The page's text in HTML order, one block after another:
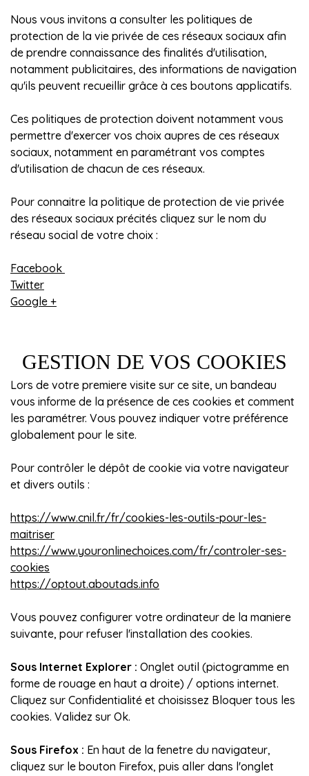
Nous vous invitons a consulter les politiques de
protection de la vie privée de ces réseaux sociaux afin
de prendre connaissance des finalités d'utilisation,
notamment publicitaires, des informations de navigation
qu'ils peuvent recueillir grâce à ces boutons applicatifs.
Ces politiques de protection doivent notamment vous
permettre d'exercer vos choix aupres de ces réseaux
sociaux, notamment en paramétrant vos comptes
d'utilisation de chacun de ces réseaux.
Pour connaitre la politique de protection de vie privée
des réseaux sociaux précités cliquez sur le nom du
réseau social de votre choix :
Facebook
Twitter
Google +
GESTION DE VOS COOKIES
Lors de votre premiere visite sur ce site, un bandeau
vous informe de la présence de ces cookies et comment
les paramétrer. Vous pouvez indiquer votre préférence
globalement pour le site.
Pour contrôler le dépôt de cookie via votre navigateur
et divers outils :
https://www.cnil.fr/fr/cookies-les-outils-pour-les-
maitriser
https://www.youronlinechoices.com/fr/controler-ses-
cookies
https://optout.aboutads.info
Vous pouvez configurer votre ordinateur de la maniere
suivante, pour refuser l'installation des cookies.
Sous Internet Explorer : Onglet outil (pictogramme en
forme de rouage en haut a droite) / options internet.
Cliquez sur Confidentialité et choisissez Bloquer tous les
cookies. Validez sur Ok.
Sous Firefox : En haut de la fenetre du navigateur,
cliquez sur le bouton Firefox, puis aller dans l'onglet